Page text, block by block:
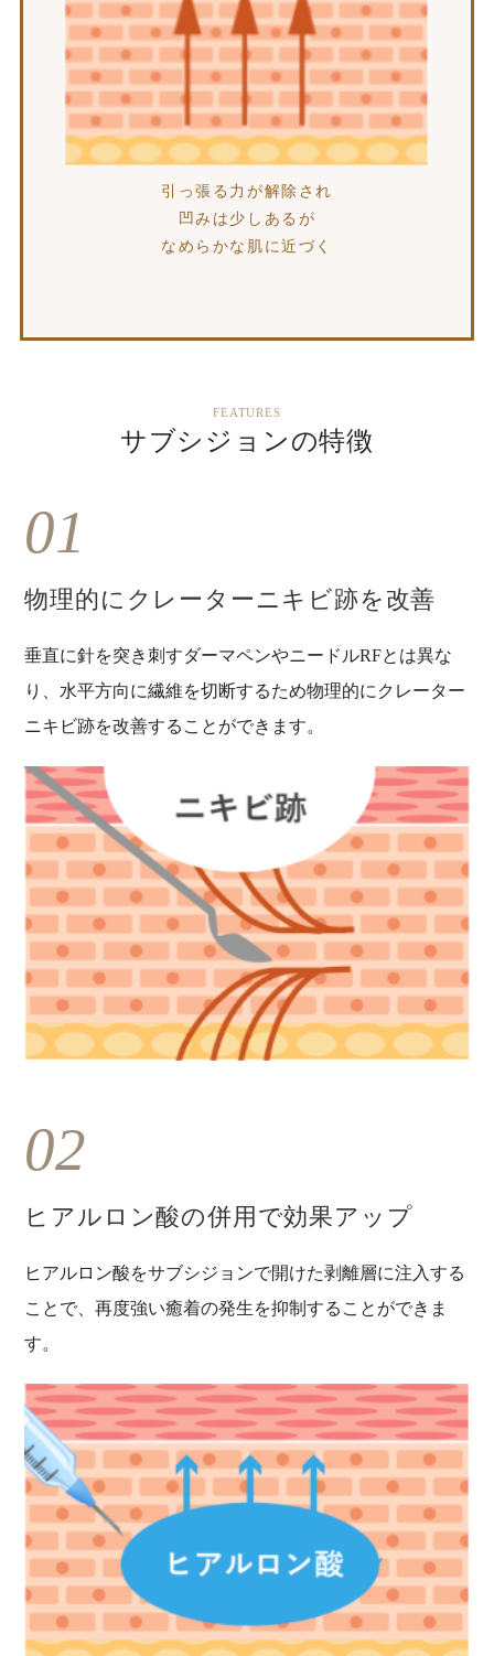
引っ張る力が解除され
凹みは少しあるが
なめらかな肌に近づく
FEATURES
サブシジョンの特徴
01
物理的にクレーターニキビ跡を改善
垂直に針を突き刺すダーマペンやニードルRFとは異な
り、水平方向に繊維を切断するため物理的にクレーター
ニキビ跡を改善することができます。
02
ヒアルロン酸の併用で効果アップ
ヒアルロン酸をサブシジョンで開けた剥離層に注入する
ことで、再度強い癒着の発生を抑制することができま
す。